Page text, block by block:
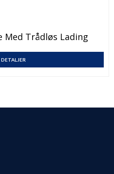
Med Trådløs Lading
DETALJER